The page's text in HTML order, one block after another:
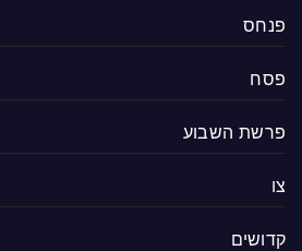
פנחס
פסח
פרשת השבוע
צו
קדושים